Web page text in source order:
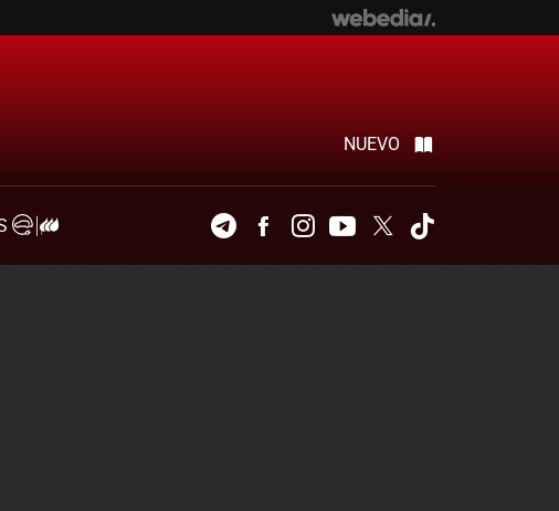
NUEVO
TelegramFacebookInstagramYoutubeTwitter